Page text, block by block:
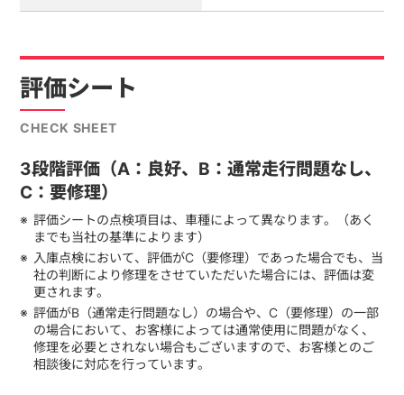
評価シート
CHECK SHEET
3段階評価（A：良好、B：通常走行問題なし、
C：要修理）
評価シートの点検項目は、車種によって異なります。（あく
までも当社の基準によります）
入庫点検において、評価がC（要修理）であった場合でも、当
社の判断により修理をさせていただいた場合には、評価は変
更されます。
評価がB（通常走行問題なし）の場合や、C（要修理）の一部
の場合において、お客様によっては通常使用に問題がなく、
修理を必要とされない場合もございますので、お客様とのご
相談後に対応を行っています。